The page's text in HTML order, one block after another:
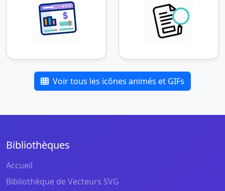
Voir tous les icônes animés et GIFs
Bibliothèques
Accueil
Bibliothèque de Vecteurs SVG